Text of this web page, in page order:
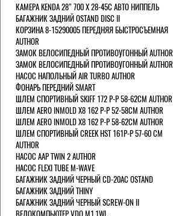
КАМЕРА KENDA 28" 700 Х 28-45С АВТО НИППЕЛЬ
БАГАЖНИК ЗАДНИЙ OSTAND DISC II
КОРЗИНА 8-15290005 ПЕРЕДНЯЯ БЫСТРОСЪЕМНАЯ
AUTHOR
ЗАМОК ВЕЛОСИПЕДНЫЙ ПРОТИВОУГОННЫЙ AUTHOR
ЗАМОК ВЕЛОСИПЕДНЫЙ ПРОТИВОУГОННЫЙ AUTHOR
НАСОС НАПОЛЬНЫЙ AIR TURBO AUTHOR
ФОНАРЬ ПЕРЕДНИЙ SMART
ШЛЕМ СПОРТИВНЫЙ SKIFF 172 Р-Р 58-62СМ AUTHOR
ШЛЕМ AERO INMOLD X8 162 Р-Р 52-58СМ AUTHOR
ШЛЕМ AERO INMOLD X8 162 Р-Р 58-62СМ AUTHOR
ШЛЕМ СПОРТИВНЫЙ CREEK HST 161Р-Р 57-60 СМ
AUTHOR
НАСОС AAP TWIN 2 AUTHOR
НАСОС FLEXI TUBE M-WAVE
БАГАЖНИК ЗАДНИЙ ЧЕРНЫЙ СD-20AC OSTAND
БАГАЖНИК ЗАДНИЙ THINY
БАГАЖНИК ЗАДНИЙ ЧЕРНЫЙ SCREW-ON II
ВЕЛОКОМПЬЮТЕР VDO M1.1WL